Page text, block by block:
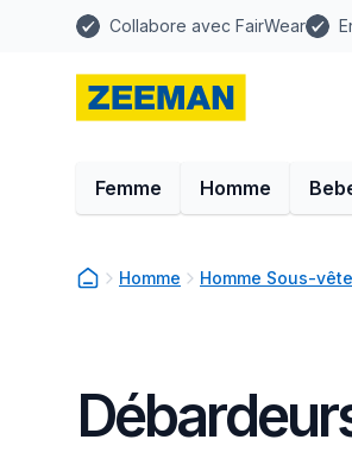
Collabore avec FairWear
Femme Homme
Homme Homme Sous-